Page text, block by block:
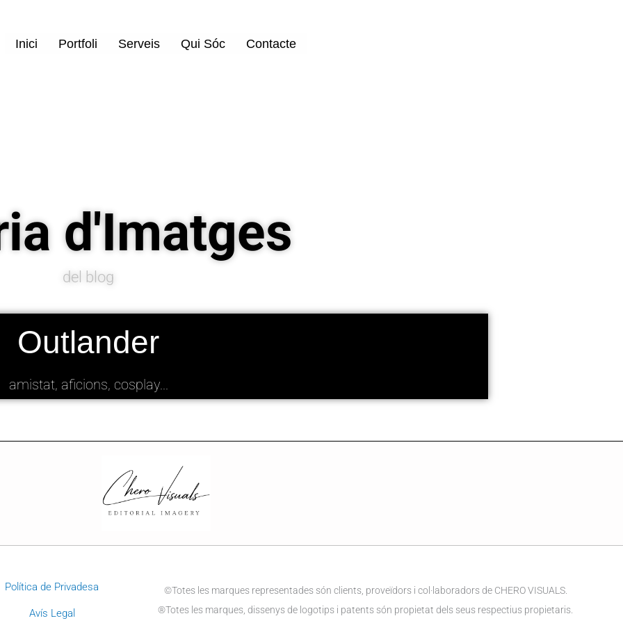
Inici Portfoli Serveis Qui Sóc Contacte
d'Imatges
del blog
Outlander
amistat, aficions, cosplay...
Política de Privadesa
Avís Legal
©Totes les marques representades són clients, proveïdors i col·laboradors de CHERO VISUALS.
®Totes les marques, dissenys de logotips i patents són propietat dels seus respectius propietaris.